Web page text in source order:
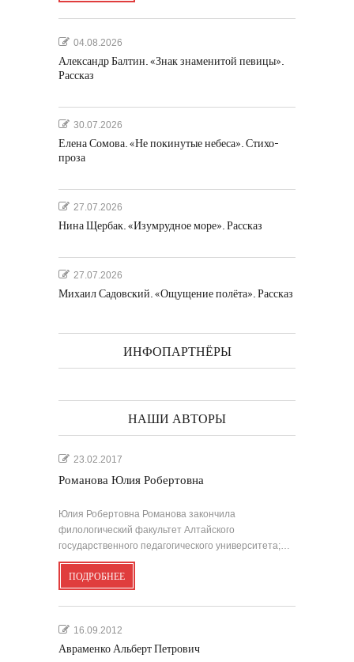
04.08.2026
Александр Балтин. «Знак знаменитой певицы».
Рассказ
30.07.2026
Елена Сомова. «Не покинутые небеса». Стихо-
проза
27.07.2026
Нина Щербак. «Изумрудное море». Рассказ
27.07.2026
Михаил Садовский. «Ощущение полёта». Рассказ
ИНФОПАРТНЁРЫ
НАШИ АВТОРЫ
23.02.2017
Романова Юлия Робертовна
Юлия Робертовна Романова закончила
филологический факультет Алтайского
государственного педагогического университета;…
ПОДРОБНЕЕ
16.09.2012
Авраменко Альберт Петрович